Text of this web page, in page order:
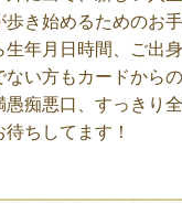
歩き始めるためのお
生年月日時間、ご出
ない方もカードから
愚痴悪口、すっきり
待ちしてます！